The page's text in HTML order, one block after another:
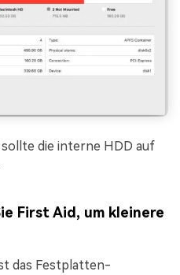
die interne HDD auf
First Aid, um kleinere
das Festplatten-